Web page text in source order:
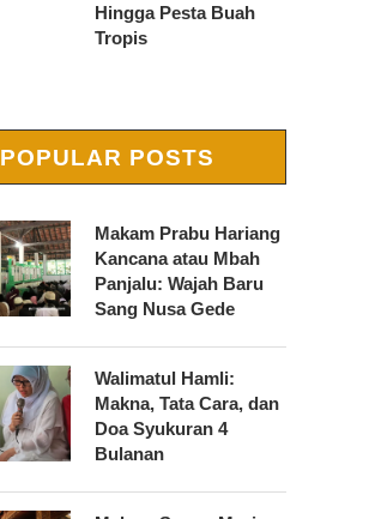
Hingga Pesta Buah
Tropis
POPULAR POSTS
Makam Prabu Hariang
Kancana atau Mbah
Panjalu: Wajah Baru
Sang Nusa Gede
Walimatul Hamli:
Makna, Tata Cara, dan
Doa Syukuran 4
Bulanan